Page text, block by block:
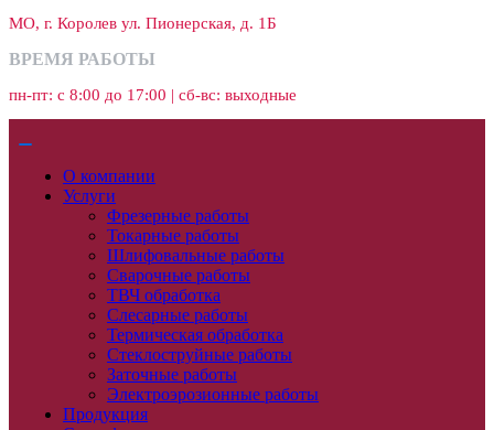
МО, г. Королев ул. Пионерская, д. 1Б
ВРЕМЯ РАБОТЫ
пн-пт: с 8:00 до 17:00 | сб-вс: выходные
О компании
Услуги
Фрезерные работы
Токарные работы
Шлифовальные работы
Сварочные работы
ТВЧ обработка
Слесарные работы
Термическая обработка
Стеклоструйные работы
Заточные работы
Электроэрозионные работы
Продукция